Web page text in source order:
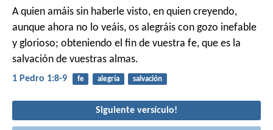
A quien amáis sin haberle visto, en quien creyendo,
aunque ahora no lo veáis, os alegráis con gozo inefable
y glorioso; obteniendo el fin de vuestra fe, que es la
salvación de vuestras almas.
1 Pedro 1:8-9 fe alegría salvación
Siguiente versículo!